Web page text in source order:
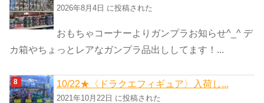
2026年8月4日 に投稿された
おもちゃコーナーよりガンプラお知らせ^_^ デ
カ箱やちょっとレアなガンプラ品出ししてます！...
10/22★〈ドラクエフィギュア〉入荷し...
2021年10月22日 に投稿された